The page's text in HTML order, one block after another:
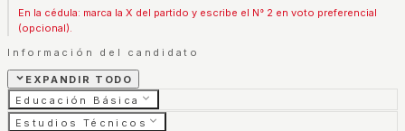
En la cédula: marca la X del partido y escribe el N° 2 en voto preferencial
(opcional).
Información del candidato
EXPANDIR TODO
Educación Básica
Estudios Técnicos